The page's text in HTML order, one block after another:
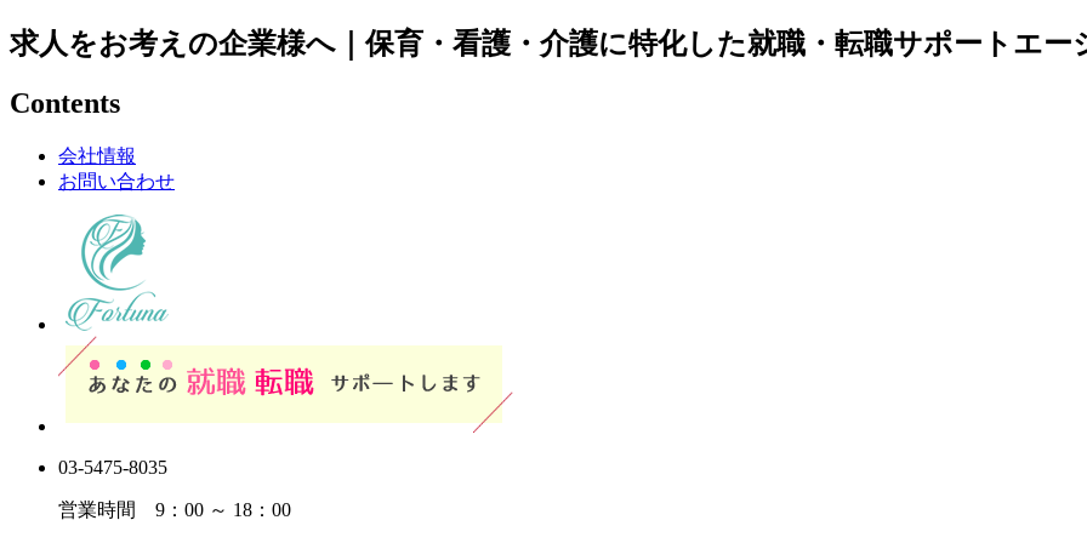
求人をお考えの企業様へ｜保育・看護・介護に特化した就職・転職サポートエー
Contents
会社情報
お問い合わせ
03-5475-8035
営業時間 9：00 ～ 18：00